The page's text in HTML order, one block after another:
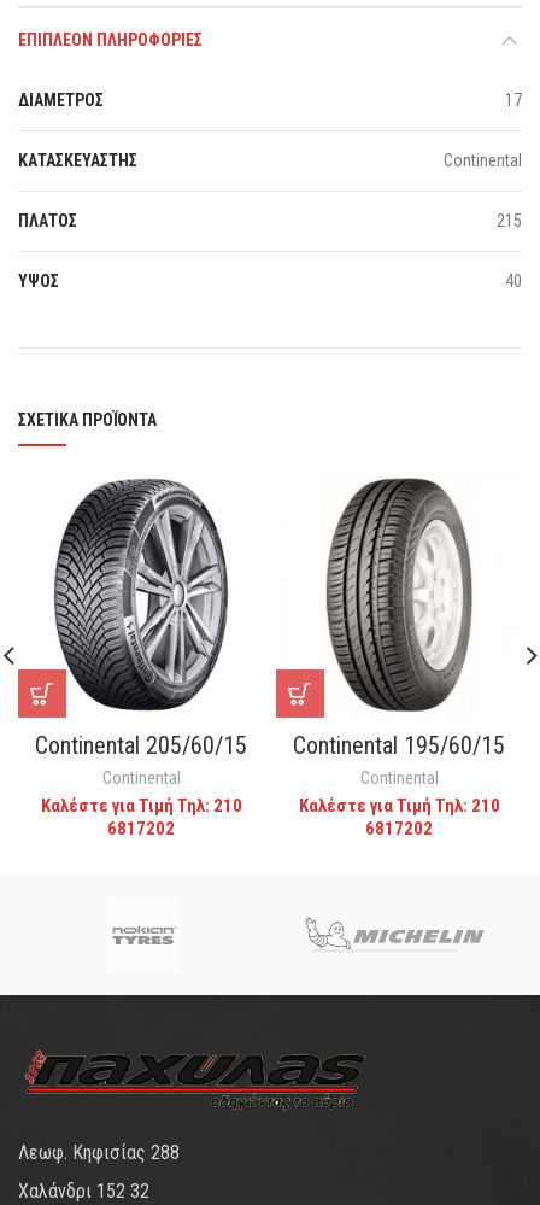
ΕΠΙΠΛΈΟΝ ΠΛΗΡΟΦΟΡΊΕΣ
ΔΙΑΜΕΤΡΟΣ 17
ΚΑΤΑΣΚΕΥΑΣΤΗΣ Continental
ΠΛΑΤΟΣ 215
ΥΨΟΣ 40
ΣΧΕΤΙΚΆ ΠΡΟΪΌΝΤΑ
Continental 205/60/15
Continental
Καλέστε για Τιμή Τηλ: 210
6817202
Continental 195/60/15
Continental
Καλέστε για Τιμή Τηλ: 210
6817202
Λεωφ. Κηφισίας 288
Χαλάνδρι 152 32